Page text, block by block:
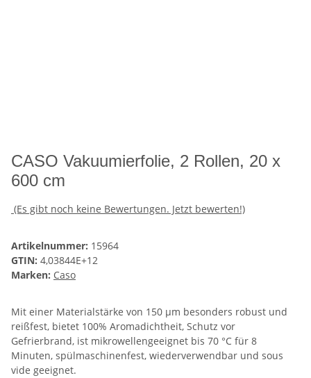
CASO Vakuumierfolie, 2 Rollen, 20 x
600 cm
(Es gibt noch keine Bewertungen. Jetzt bewerten!)
Artikelnummer: 15964
GTIN: 4,03844E+12
Marken: Caso
Mit einer Materialstärke von 150 µm besonders robust und
reißfest, bietet 100% Aromadichtheit, Schutz vor
Gefrierbrand, ist mikrowellengeeignet bis 70 °C für 8
Minuten, spülmaschinenfest, wiederverwendbar und sous
vide geeignet.